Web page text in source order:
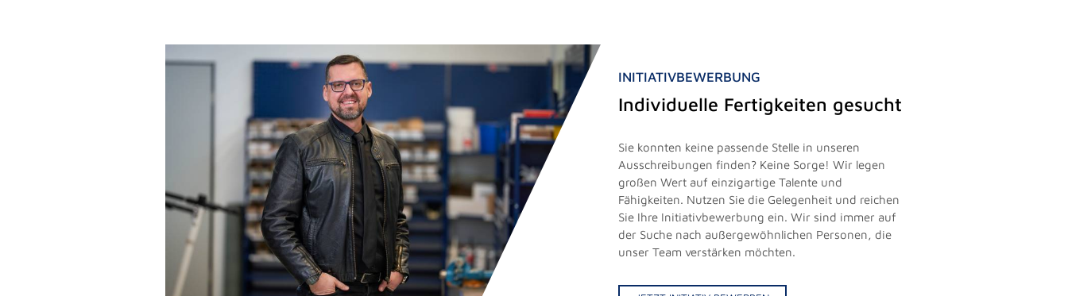
INITIATIVBEWERBUNG
Individuelle Fertigkeiten gesucht
Sie konnten keine passende Stelle in unseren
Ausschreibungen finden? Keine Sorge! Wir legen
großen Wert auf einzigartige Talente und
Fähigkeiten. Nutzen Sie die Gelegenheit und reichen
Sie Ihre Initiativbewerbung ein. Wir sind immer auf
der Suche nach außergewöhnlichen Personen, die
unser Team verstärken möchten.